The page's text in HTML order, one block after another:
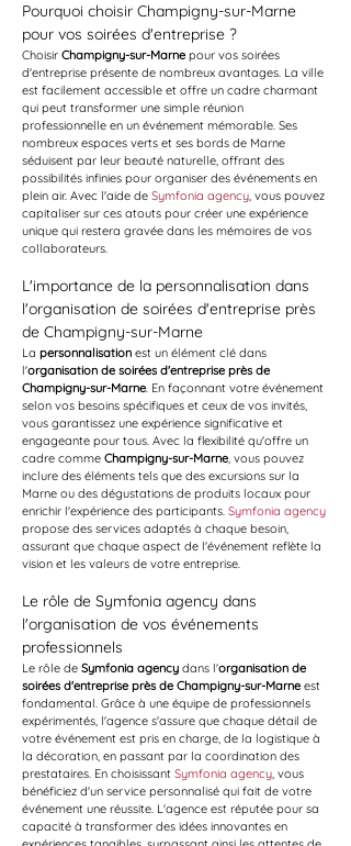
Pourquoi choisir Champigny-sur-Marne
pour vos soirées d'entreprise ?
Choisir Champigny-sur-Marne pour vos soirées
d'entreprise présente de nombreux avantages. La ville
est facilement accessible et offre un cadre charmant
qui peut transformer une simple réunion
professionnelle en un événement mémorable. Ses
nombreux espaces verts et ses bords de Marne
séduisent par leur beauté naturelle, offrant des
possibilités infinies pour organiser des événements en
plein air. Avec l'aide de Symfonia agency, vous pouvez
capitaliser sur ces atouts pour créer une expérience
unique qui restera gravée dans les mémoires de vos
collaborateurs.
L'importance de la personnalisation dans
l'organisation de soirées d'entreprise près
de Champigny-sur-Marne
La personnalisation est un élément clé dans
l'organisation de soirées d'entreprise près de
Champigny-sur-Marne. En façonnant votre événement
selon vos besoins spécifiques et ceux de vos invités,
vous garantissez une expérience significative et
engageante pour tous. Avec la flexibilité qu'offre un
cadre comme Champigny-sur-Marne, vous pouvez
inclure des éléments tels que des excursions sur la
Marne ou des dégustations de produits locaux pour
enrichir l'expérience des participants. Symfonia agency
propose des services adaptés à chaque besoin,
assurant que chaque aspect de l'événement reflète la
vision et les valeurs de votre entreprise.
Le rôle de Symfonia agency dans
l'organisation de vos événements
professionnels
Le rôle de Symfonia agency dans l'organisation de
soirées d'entreprise près de Champigny-sur-Marne est
fondamental. Grâce à une équipe de professionnels
expérimentés, l'agence s'assure que chaque détail de
votre événement est pris en charge, de la logistique à
la décoration, en passant par la coordination des
prestataires. En choisissant Symfonia agency, vous
bénéficiez d'un service personnalisé qui fait de votre
événement une réussite. L'agence est réputée pour sa
capacité à transformer des idées innovantes en